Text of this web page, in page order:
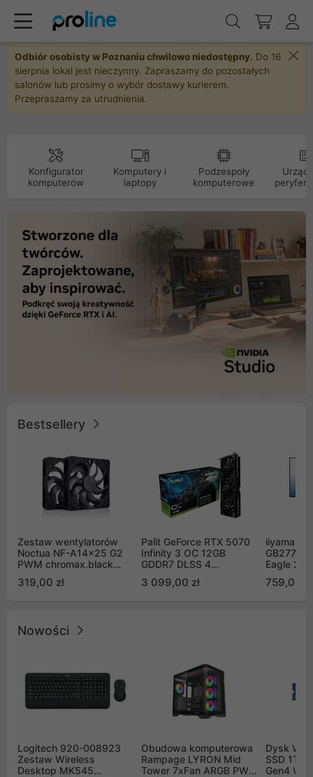
Odbiór osobisty w Poznaniu chwilowo niedostępny. Do 16
sierpnia lokal jest nieczynny. Zapraszamy do pozostałych
salonów lub prosimy o wybór dostawy kurierem.
Przepraszamy za utrudnienia.
Konfigurator
komputerów
Komputery i
laptopy
Podzespoły
komputerowe
Bestsellery
Zestaw wentylatorów
Noctua NF-A14x25 G2
PWM chromax.black
Push Pull (2szt)
319,00 zł
Palit GeForce RTX 5070
Infinity 3 OC 12GB
GDDR7 DLSS 4
GB2050S)
3 099,00 zł
iiyama G-
Eagle 27"
759,00 zł
Nowości
Logitech 920-008923
Zestaw Wireless
Desktop MK545
Obudowa komputerowa
Rampage LYRON Mid
Tower 7xFan ARGB PWM
Dysk WD
SSD 1TB
Gen4